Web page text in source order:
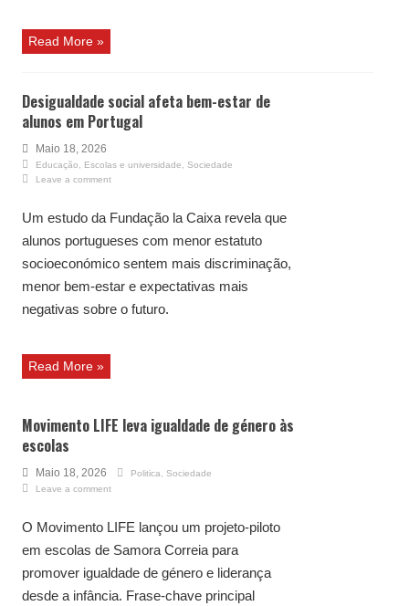
Read More »
Desigualdade social afeta bem-estar de
alunos em Portugal
Maio 18, 2026
Educação Escolas e universidade
Sociedade
Leave a comment
Um estudo da Fundação la Caixa revela que
alunos portugueses com menor estatuto
socioeconómico sentem mais discriminação,
menor bem-estar e expectativas mais
negativas sobre o futuro.
Read More »
Movimento LIFE leva igualdade de género às
escolas
Maio 18, 2026 Politica
Sociedade
Leave a comment
O Movimento LIFE lançou um projeto-piloto
em escolas de Samora Correia para
promover igualdade de género e liderança
desde a infância. Frase-chave principal